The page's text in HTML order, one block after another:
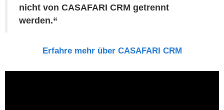
nicht von CASAFARI CRM getrennt
werden.“
Erfahre mehr über CASAFARI CRM